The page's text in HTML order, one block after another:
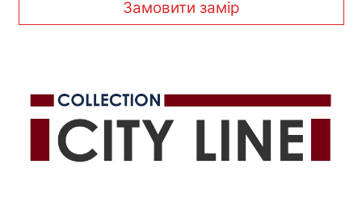
Замовити замір